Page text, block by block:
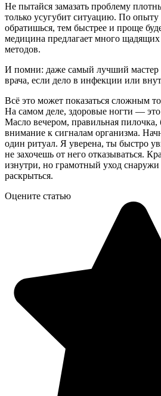
Не пытайся замазать проблему
только усугубит ситуацию. По
обратишься, тем быстрее и проще
медицина предлагает много
методов.
И помни: даже самый лучший мастер
врача, если дело в инфекции или
Всё это может показаться сложным
На самом деле, здоровые ногти —
Масло вечером, правильная пилочка,
внимание к сигналам организма.
один ритуал. Я уверена, ты быстро
не захочешь от него отказываться.
изнутри, но грамотный уход
раскрыться.
Оцените статью